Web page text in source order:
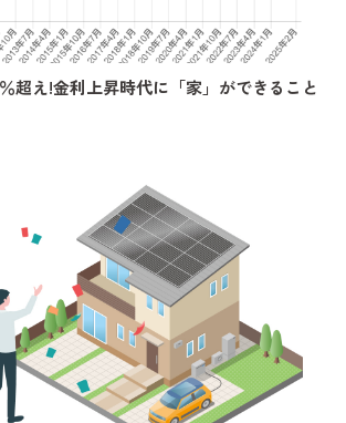
超え!金利上昇時代に「家」ができること